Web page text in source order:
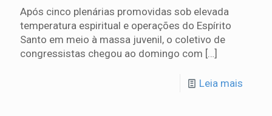
Após cinco plenárias promovidas sob elevada
temperatura espiritual e operações do Espírito
Santo em meio à massa juvenil, o coletivo de
congressistas chegou ao domingo com […]
Leia mais